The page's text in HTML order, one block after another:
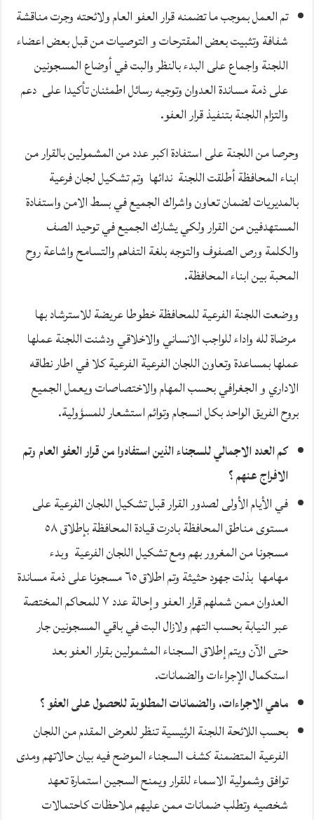
تم العمل بموجب ما تضمنه قرار العفو العام ولائحته وجرت مناقشة
شفافة وتثبيت بعض المقترحات و التوصيات من قبل بعض اعضاء
اللجنة واجماع على البدء بالنظر والبت في أوضاع المسجونين
على ذمة مساندة العدوان وتوجيه رسائل اطمئنان تأكيدا على دعم
والتزام اللجنة بتنفيذ قرار العفو.
وحرصا من اللجنة على استفادة اكبر عدد من المشمولين بالقرار من
ابناء المحافظة أطلقت اللجنة ندائها وتم تشكيل لجان فرعية
بالمديريات لضمان تعاون واشراك الجميع في بسط الامن واستفادة
المستهدفين من القرار ولكي يشارك الجميع في توحيد الصف
والكلمة ورص الصفوف والتوجه بلغة التفاهم والتسامح واشاعة روح
المحبة بين ابناء المحافظة.
ووضعت اللجنة الفرعية للمحافظة خطوطا عريضة للاسترشاد بها
مرضاة لله واداء للواجب الانساني والاخلاقي ودشنت اللجنة عملها
عملها بمساعدة وتعاون اللجان الفرعية الفرعية كلا في اطار نطاقه
الاداري و الجغرافي بحسب المهام والاختصاصات ويعمل الجميع
بروح الفريق الواحد بكل انسجام وتوائم استشعار للمسؤولية.
كم العدد الاجمالي للسجناء الذين استفادوا من قرار العفو العام وتم
الافراج عنهم ؟
في الأيام الأولى لصدور القرار قبل تشكيل اللجان الفرعية على
مستوى مناطق المحافظة بادرت قيادة المحافظة بإطلاق ٥٨
مسجونا من المغرور بهم ومع تشكيل اللجان الفرعية وبدء
مهامها بذلت جهود حثيثة وتم اطلاق ٦٥ مسجونا على ذمة مساندة
العدوان ممن شملهم قرار العفو وإحالة عدد ٧ للمحاكم المختصة
عبر النيابة بحسب التهم ولازال البت في باقي المسجونين جار
حتى الآن ويتم إطلاق السجناء المشمولين بقرار العفو بعد
استكمال الإجراءات والضمانات.
ماهي الاجراءات، والضمانات المطلوبة للحصول على العفو ؟
بحسب اللائحة اللجنة الرئيسية تنظر للعرض المقدم من اللجان
الفرعية المتضمنة كشف السجناء الموضح فيه بيان حالاتهم ومدى
توافق وشمولية الاسماء للقرار ويمنح السجين استمارة تعهد
شخصيه وتطلب ضمانات ممن عليهم ملاحظات كاحتمالات